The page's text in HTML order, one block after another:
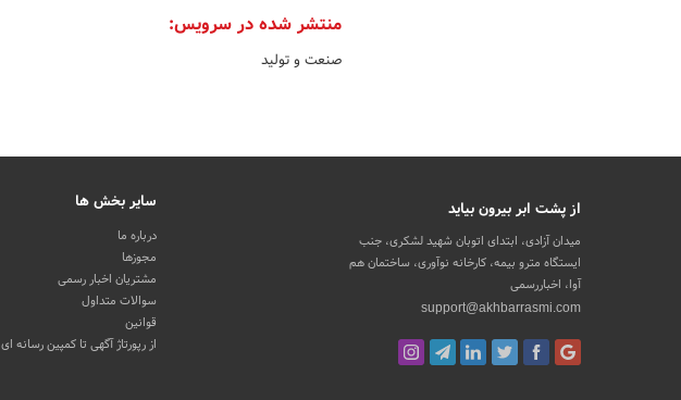
منتشر شده در سرویس:
صنعت و تولید
از پشت ابر بیرون بیاید
میدان آزادی، ابتدای اتوبان شهید لشکری، جنب
ایستگاه مترو بیمه، کارخانه نوآوری، ساختمان هم
آوا، اخباررسمی
support@akhbarrasmi.com
سایر بخش ها
درباره ما
مجوزها
مشتریان اخبار رسمی
سوالات متداول
قوانین
از رپورتاژ آگهی تا کمپین رسانه ای